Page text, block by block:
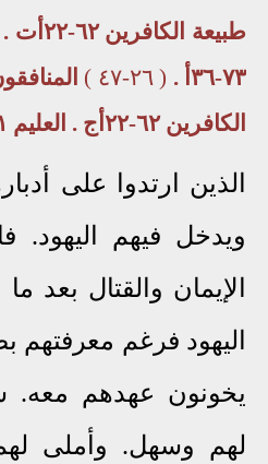
طبيعة
٧٣-٣٦أ .
( ٢٦-٤٧ )
الكافرين ٦٢-٢٢أج . العليم ١ ( ٣٩ ) ٢٤
الذين ارتدوا على
ويدخل فيهم اليهود.
الإيمان والقتال بعد
اليهود فرغم معرفتهم
يخونون عهدهم
لهم وسهل. وأملى